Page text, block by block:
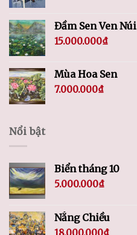
Đầm Sen Ven Núi
15.000.000₫
Mùa Hoa Sen
7.000.000₫
Nổi bật
Biển tháng 10
5.000.000₫
Nắng Chiều